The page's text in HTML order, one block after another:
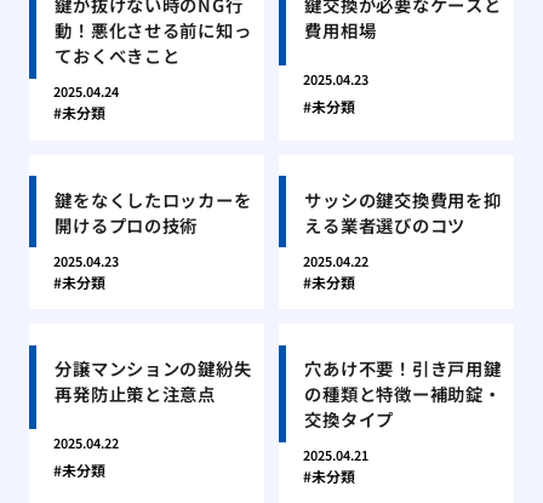
動！悪化させる前に知っ
ておくべきこと
2025.04.24
未分類
費用相場
2025.04.23
未分類
鍵をなくしたロッカーを
開けるプロの技術
2025.04.23
未分類
サッシの鍵交換費用を抑
える業者選びのコツ
2025.04.22
未分類
分譲マンションの鍵紛失
再発防止策と注意点
2025.04.22
未分類
穴あけ不要！引き戸用鍵
の種類と特徴ー補助錠・
交換タイプ
2025.04.21
未分類